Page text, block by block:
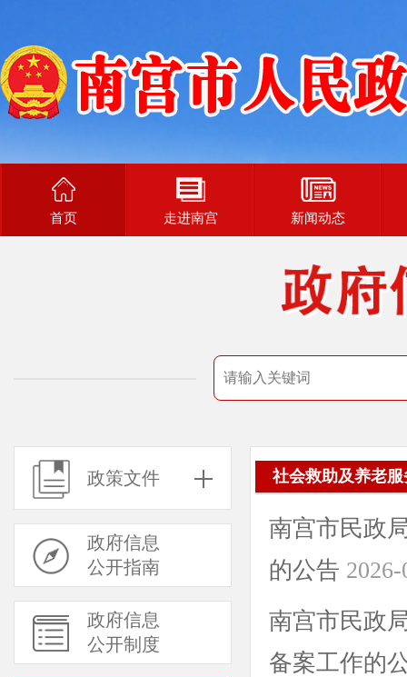
首页 走进南宫 新闻动态
政策文件
政府信息
公开指南
政府信息
公开制度
社会救助及养老服
南宫市民政
的公告
南宫市民政
备案工作的